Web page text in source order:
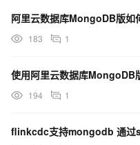
183 1
194 1